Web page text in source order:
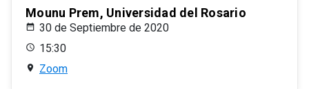
Mounu Prem, Universidad del Rosario
30 de Septiembre de 2020
15:30
Zoom